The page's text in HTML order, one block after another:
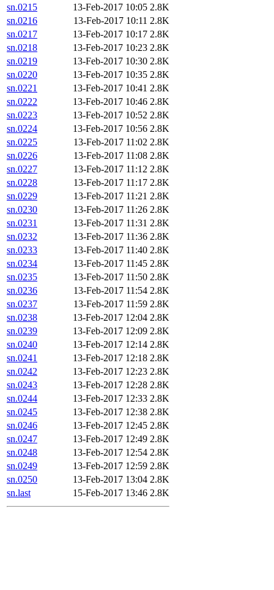
sn.0215
13-Feb-2017 10:05 2.8K
sn.0216
13-Feb-2017 10:11 2.8K
sn.0217
13-Feb-2017 10:17 2.8K
sn.0218
13-Feb-2017 10:23 2.8K
sn.0219
13-Feb-2017 10:30 2.8K
sn.0220
13-Feb-2017 10:35 2.8K
sn.0221
13-Feb-2017 10:41 2.8K
sn.0222
13-Feb-2017 10:46 2.8K
sn.0223
13-Feb-2017 10:52 2.8K
sn.0224
13-Feb-2017 10:56 2.8K
sn.0225
13-Feb-2017 11:02 2.8K
sn.0226
13-Feb-2017 11:08 2.8K
sn.0227
13-Feb-2017 11:12 2.8K
sn.0228
13-Feb-2017 11:17 2.8K
sn.0229
13-Feb-2017 11:21 2.8K
sn.0230
13-Feb-2017 11:26 2.8K
sn.0231
13-Feb-2017 11:31 2.8K
sn.0232
13-Feb-2017 11:36 2.8K
sn.0233
13-Feb-2017 11:40 2.8K
sn.0234
13-Feb-2017 11:45 2.8K
sn.0235
13-Feb-2017 11:50 2.8K
sn.0236
13-Feb-2017 11:54 2.8K
sn.0237
13-Feb-2017 11:59 2.8K
sn.0238
13-Feb-2017 12:04 2.8K
sn.0239
13-Feb-2017 12:09 2.8K
sn.0240
13-Feb-2017 12:14 2.8K
sn.0241
13-Feb-2017 12:18 2.8K
sn.0242
13-Feb-2017 12:23 2.8K
sn.0243
13-Feb-2017 12:28 2.8K
sn.0244
13-Feb-2017 12:33 2.8K
sn.0245
13-Feb-2017 12:38 2.8K
sn.0246
13-Feb-2017 12:45 2.8K
sn.0247
13-Feb-2017 12:49 2.8K
sn.0248
13-Feb-2017 12:54 2.8K
sn.0249
13-Feb-2017 12:59 2.8K
sn.0250
13-Feb-2017 13:04 2.8K
sn.last
15-Feb-2017 13:46 2.8K